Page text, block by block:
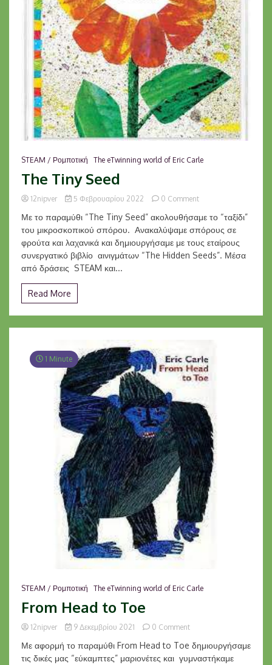
STEAM / Ρομποτική The eTwinning world of Eric Carle
The Tiny Seed
12nipver 5 Φεβρουαρίου 2022 0 Commenton
Tiny
Seed
Με το παραμύθι “The Tiny Seed” ακολουθήσαμε το “ταξίδι”
του μικροσκοπικού σπόρου. Ανακαλύψαμε σπόρους σε
φρούτα και λαχανικά και δημιουργήσαμε με τους εταίρους
συνεργατικό βιβλίο αινιγμάτων “The Hidden Seeds”. Μέσα
από δράσεις STEAM και...
Read More
1 Minute
STEAM / Ρομποτική The eTwinning world of Eric Carle
From Head to Toe
12nipver 9 Δεκεμβρίου 2021 0 Commenton
Head
to
Με αφορμή το παραμύθι From Head to Toe δημιουργήσαμε
τις δικές μας “εύκαμπτες” μαριονέτες και γυμναστήκαμε